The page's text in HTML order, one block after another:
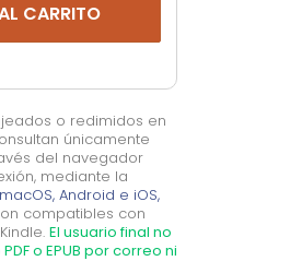
CARRITO
o redimidos en
únicamente
del navegador
mediante la
Android e iOS,
compatibles con
El usuario final no
o EPUB por correo ni